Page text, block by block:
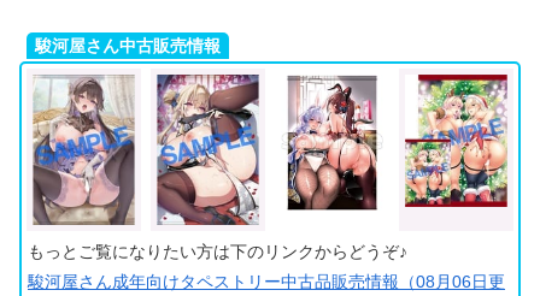
駿河屋さん中古販売情報
もっとご覧になりたい方は下のリンクからどうぞ♪
駿河屋さん成年向けタペストリー中古品販売情報（08月06日更